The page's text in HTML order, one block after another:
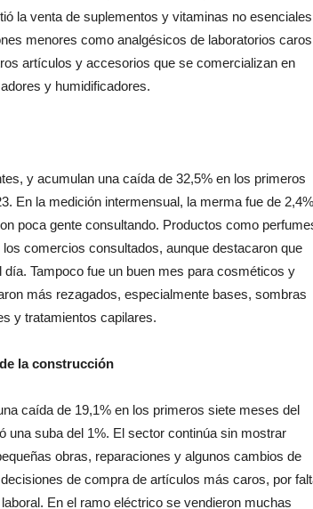
la venta de suplementos y vitaminas no esenciales.
menores como analgésicos de laboratorios caros,
artículos y accesorios que se comercializan en
y humidificadores.
y acumulan una caída de 32,5% en los primeros
En la medición intermensual, la merma fue de 2,4%.
poca gente consultando. Productos como perfumes
comercios consultados, aunque destacaron que
Tampoco fue un buen mes para cosméticos y
más rezagados, especialmente bases, sombras
y tratamientos capilares.
la construcción
caída de 19,1% en los primeros siete meses del
una suba del 1%. El sector continúa sin mostrar
obras, reparaciones y algunos cambios de
de compra de artículos más caros, por falta
En el ramo eléctrico se vendieron muchas